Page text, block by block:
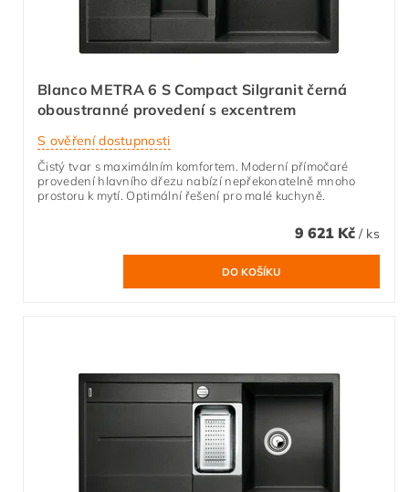
Blanco METRA 6 S Compact Silgranit černá
oboustranné provedení s excentrem
S ověření dostupnosti
Čistý tvar s maximálním komfortem. Moderní přímočaré
provedení hlavního dřezu nabízí nepřekonatelně mnoho
prostoru k mytí. Optimální řešení pro malé kuchyně.
9 621 Kč / ks